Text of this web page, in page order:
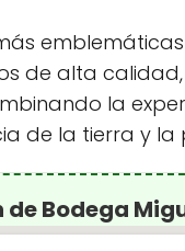
de alta
la
de la tierra y la
de Bodega